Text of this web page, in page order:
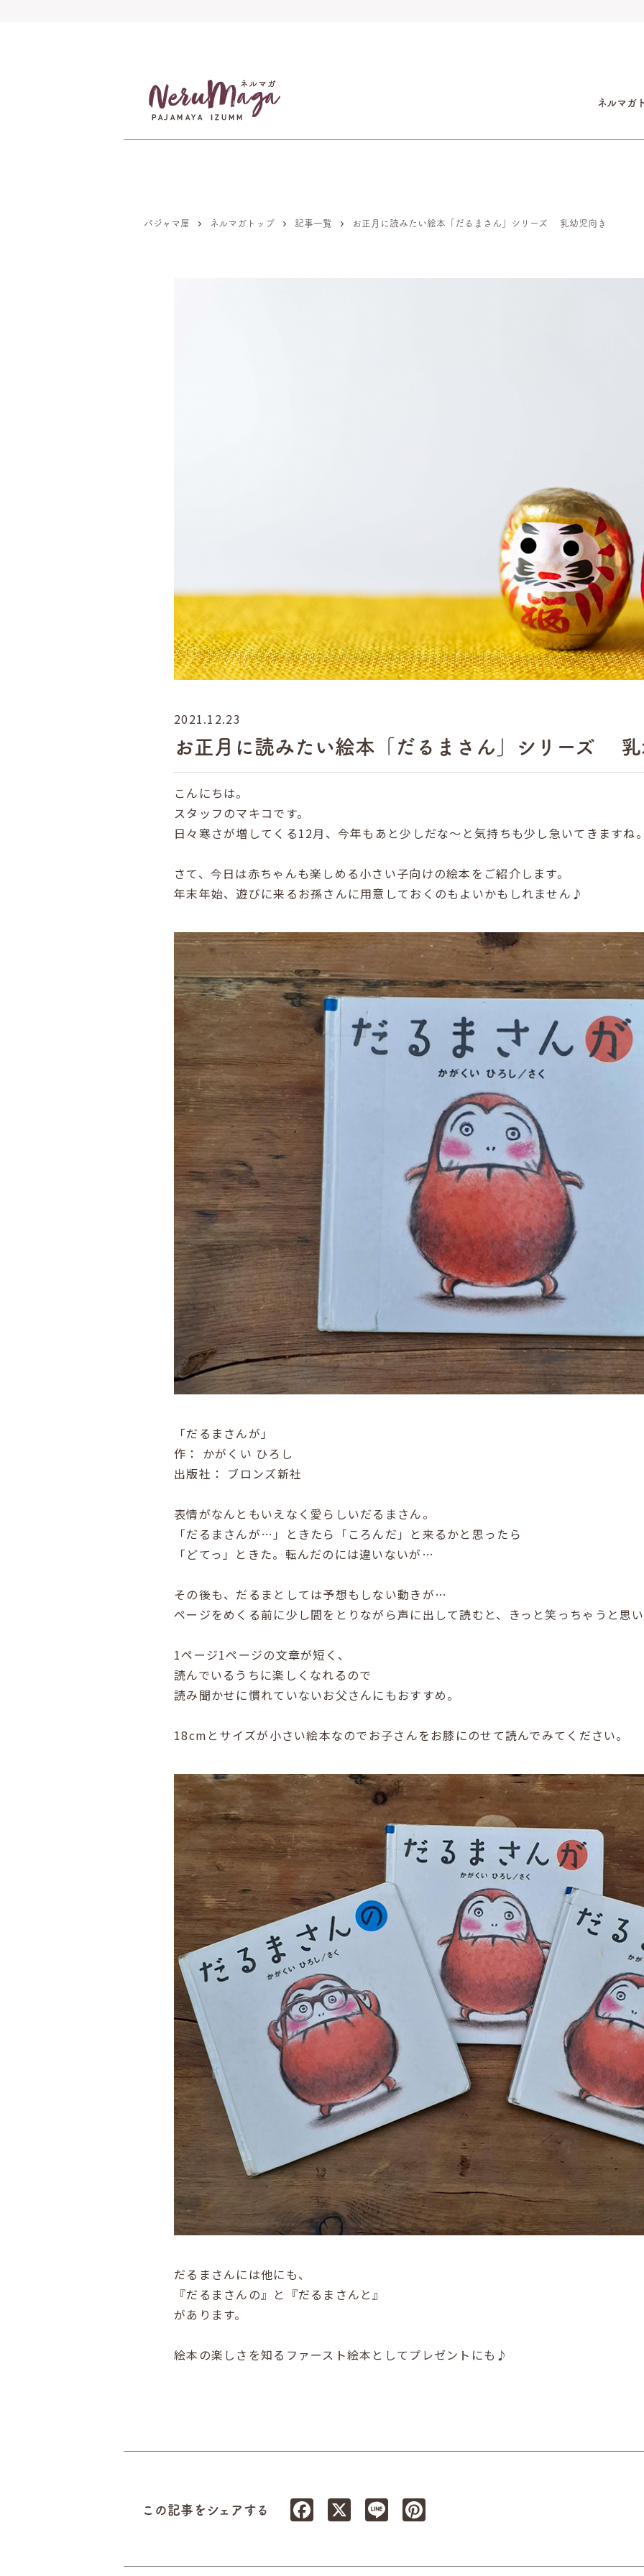
ネルマガ
パジャマ屋 ネルマガトップ 記事一覧 お正月に読みたい絵本「だるまさん」シリーズ 乳幼児向き
2021.12.23
お正月に読みたい絵本「だるまさん」シリーズ
こんにちは。
スタッフのマキコです。
日々寒さが増してくる12月、今年もあと少しだな～と気持ちも少し急いてきますね
さて、今日は赤ちゃんも楽しめる小さい子向けの絵本をご紹介します。
年末年始、遊びに来るお孫さんに用意しておくのもよいかもしれません♪
「だるまさんが」
作： かがくい ひろし
出版社： ブロンズ新社
表情がなんともいえなく愛らしいだるまさん。
「だるまさんが…」ときたら「ころんだ」と来るかと思ったら
「どてっ」ときた。転んだのには違いないが…
その後も、だるまとしては予想もしない動きが…
ページをめくる前に少し間をとりながら声に出して読むと、きっと笑っちゃうと思
1ページ1ページの文章が短く、
読んでいるうちに楽しくなれるので
読み聞かせに慣れていないお父さんにもおすすめ。
18cmとサイズが小さい絵本なのでお子さんをお膝にのせて読んでみてください。
だるまさんには他にも、
『だるまさんの』と『だるまさんと』
があります。
絵本の楽しさを知るファースト絵本としてプレゼントにも♪
この記事をシェアする Facebook
Line